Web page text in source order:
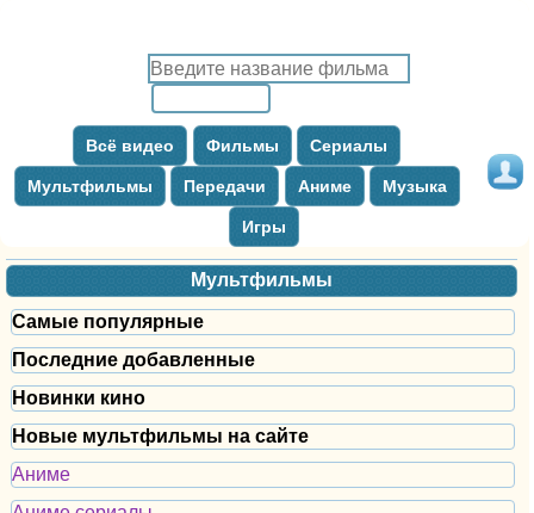
Всё видео Фильмы Сериалы
Мультфильмы Передачи Аниме Музыка
Игры
Мультфильмы
Самые популярные
Последние добавленные
Новинки кино
Новые мультфильмы на сайте
Аниме